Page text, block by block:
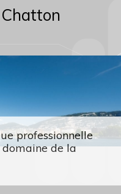
professionnelle
de la